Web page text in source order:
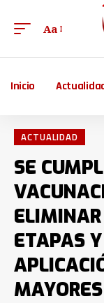
Aa
Inicio
ACTUALIDAD
SE
ELIMINAR
ETAPAS